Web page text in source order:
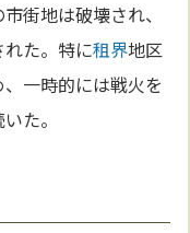
市街地は破壊され、
た。特に租界地区
一時的には戦火を
た。